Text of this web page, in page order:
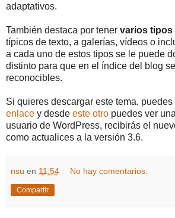
adaptativos.
También destaca por tener varios tipos
típicos de texto, a galerías, vídeos o
a cada uno de estos tipos se le puede
distinto para que en el índice del blog
reconocibles.
Si quieres descargar este tema,
enlace y desde este otro puedes ver
usuario de WordPress, recibirás el
como actualices a la versión 3.6.
nsu en 11:54 No hay comentarios:
Compartir